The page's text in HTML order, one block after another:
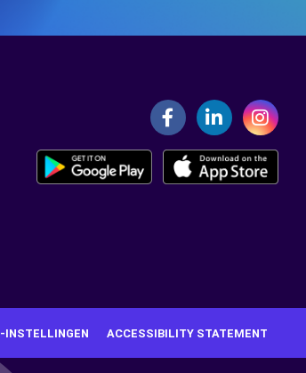
INSTELLINGEN ACCESSIBILITY STATEMENT